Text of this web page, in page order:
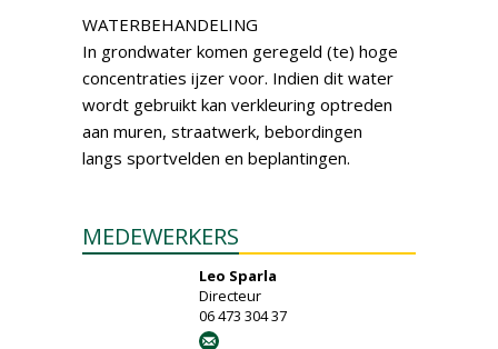
WATERBEHANDELING
In grondwater komen geregeld (te) hoge
concentraties ijzer voor. Indien dit water
wordt gebruikt kan verkleuring optreden
aan muren, straatwerk, bebordingen
langs sportvelden en beplantingen.
MEDEWERKERS
Leo Sparla
Directeur
06 473 304 37